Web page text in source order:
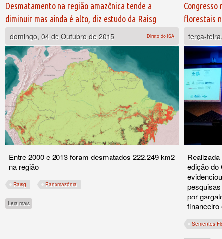
Desmatamento na região amazônica tende a
diminuir mas ainda é alto, diz estudo da Raisg
domingo, 04 de Outubro de 2015
Direto do ISA
Entre 2000 e 2013 foram desmatados 222.249 km2
na região
Raisg Panamazônia
Leia mais sobre Desmatamento na região amazônica tende a diminuir mas ainda é alto, diz
florestais
terça-
edição do
por
financeiro
Sementes